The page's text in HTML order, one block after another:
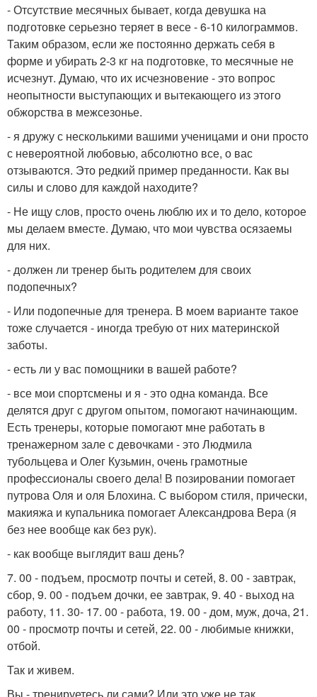
- Отсутствие месячных бывает, когда девушка на
подготовке серьезно теряет в весе - 6-10 килограммов.
Таким образом, если же постоянно держать себя в
форме и убирать 2-3 кг на подготовке, то месячные не
исчезнут. Думаю, что их исчезновение - это вопрос
неопытности выступающих и вытекающего из этого
обжорства в межсезонье.
- я дружу с несколькими вашими ученицами и они просто
с невероятной любовью, абсолютно все, о вас
отзываются. Это редкий пример преданности. Как вы
силы и слово для каждой находите?
- Не ищу слов, просто очень люблю их и то дело, которое
мы делаем вместе. Думаю, что мои чувства осязаемы
для них.
- должен ли тренер быть родителем для своих
подопечных?
- Или подопечные для тренера. В моем варианте такое
тоже случается - иногда требую от них материнской
заботы.
- есть ли у вас помощники в вашей работе?
- все мои спортсмены и я - это одна команда. Все
делятся друг с другом опытом, помогают начинающим.
Есть тренеры, которые помогают мне работать в
тренажерном зале с девочками - это Людмила
тубольцева и Олег Кузьмин, очень грамотные
профессионалы своего дела! В позировании помогает
путрова Оля и оля Блохина. С выбором стиля, прически,
макияжа и купальника помогает Александрова Вера (я
без нее вообще как без рук).
- как вообще выглядит ваш день?
7. 00 - подъем, просмотр почты и сетей, 8. 00 - завтрак,
сбор, 9. 00 - подъем дочки, ее завтрак, 9. 40 - выход на
работу, 11. 30- 17. 00 - работа, 19. 00 - дом, муж, доча, 21.
00 - просмотр почты и сетей, 22. 00 - любимые книжки,
отбой.
Так и живем.
Вы - тренируетесь ли сами? Или это уже не так